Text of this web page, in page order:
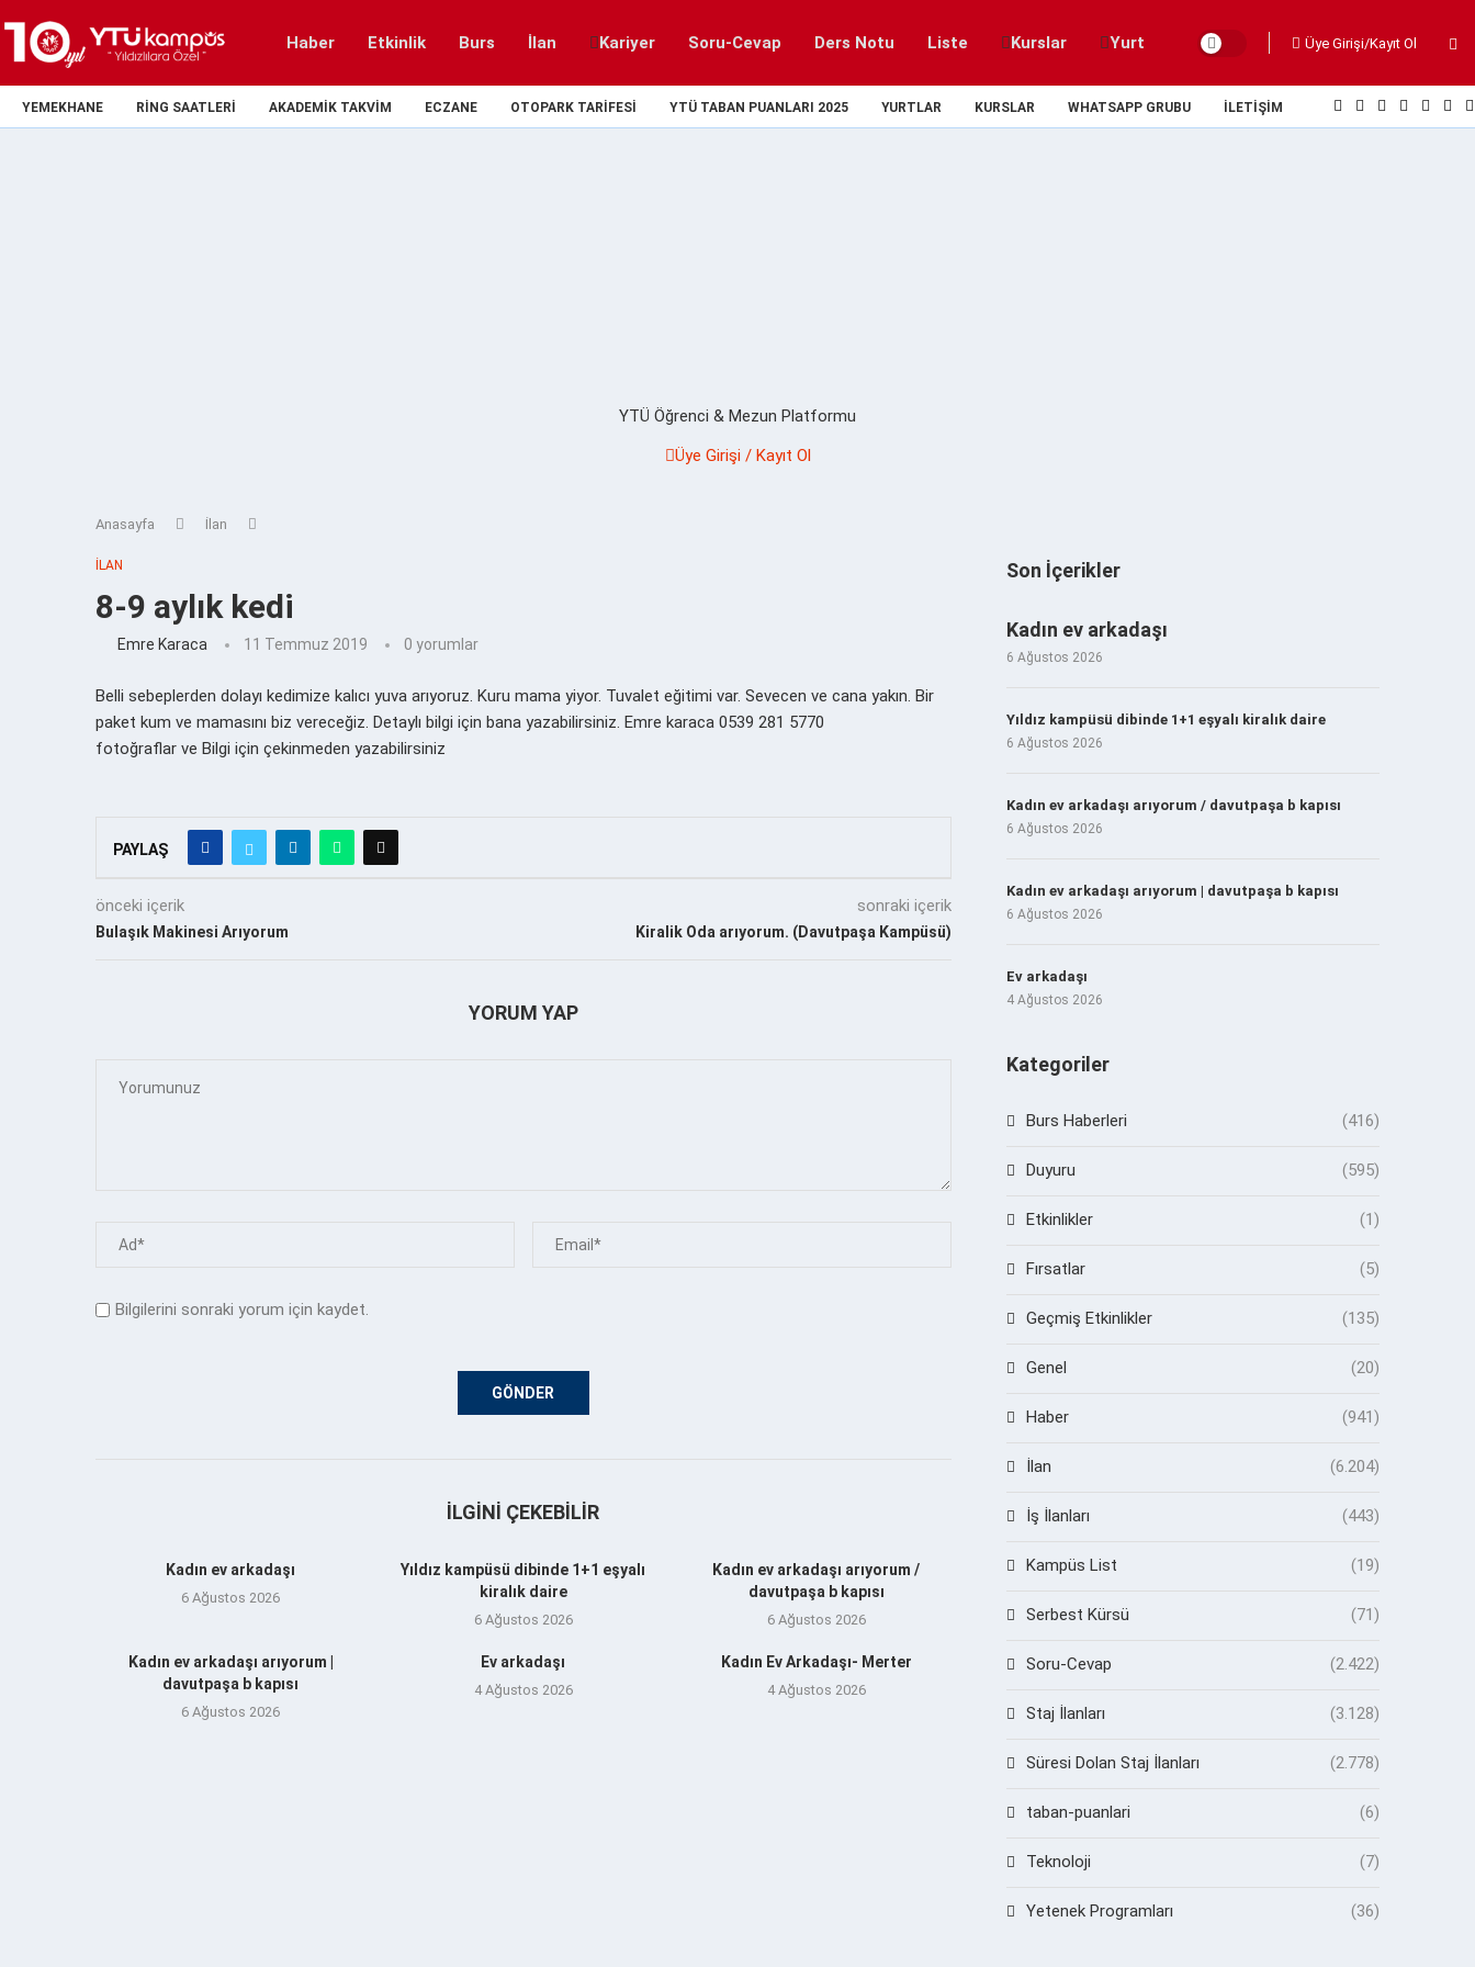
Haber Etkinlik Burs İlan Kariyer Soru-Cevap Ders Notu Liste Kurslar Yurt Üye Girişi/Kayıt Ol
YEMEKHANE RING SAATLERI AKADEMIK TAKVIM ECZANE OTOPARK TARIFESI YTÜ TABAN PUANLARI 2025 YURTLAR KURSLAR WHATSAPP GRUBU İLETIŞIM
YTÜ Öğrenci & Mezun Platformu
Üye Girişi / Kayıt Ol
Anasayfa İlan
İLAN
8-9 aylık kedi
Emre Karaca 11 Temmuz 2019 0 yorumlar
Belli sebeplerden dolayı kedimize kalıcı yuva arıyoruz. Kuru mama yiyor. Tuvalet eğitimi var. Sevecen ve cana yakın. Bir
paket kum ve mamasını biz vereceğiz. Detaylı bilgi için bana yazabilirsiniz. Emre karaca 0539 281 5770
fotoğraflar ve Bilgi için çekinmeden yazabilirsiniz
PAYLAŞ
önceki içerik
Bulaşık Makinesi Arıyorum
sonraki içerik
Kiralik Oda arıyorum. (Davutpaşa Kampüsü)
YORUM YAP
Bilgilerini sonraki yorum için kaydet.
İLGINI ÇEKEBILIR
Kadın ev arkadaşı
6 Ağustos 2026
Yıldız kampüsü dibinde 1+1 eşyalı
kiralık daire
6 Ağustos 2026
Kadın ev arkadaşı arıyorum /
davutpaşa b kapısı
6 Ağustos 2026
Kadın ev arkadaşı arıyorum |
davutpaşa b kapısı
6 Ağustos 2026
Ev arkadaşı
4 Ağustos 2026
Kadın Ev Arkadaşı- Merter
4 Ağustos 2026
Son İçerikler
Kadın ev arkadaşı
6 Ağustos 2026
Yıldız kampüsü dibinde 1+1 eşyalı kiralık daire
6 Ağustos 2026
Kadın ev arkadaşı arıyorum / davutpaşa b kapısı
6 Ağustos 2026
Kadın ev arkadaşı arıyorum | davutpaşa b kapısı
6 Ağustos 2026
Ev arkadaşı
4 Ağustos 2026
Kategoriler
Burs Haberleri (416)
Duyuru (595)
Etkinlikler (1)
Fırsatlar (5)
Geçmiş Etkinlikler (135)
Genel (20)
Haber (941)
İlan (6.204)
İş İlanları (443)
Kampüs List (19)
Serbest Kürsü (71)
Soru-Cevap (2.422)
Staj İlanları (3.128)
Süresi Dolan Staj İlanları (2.778)
taban-puanlari (6)
Teknoloji (7)
Yetenek Programları (36)